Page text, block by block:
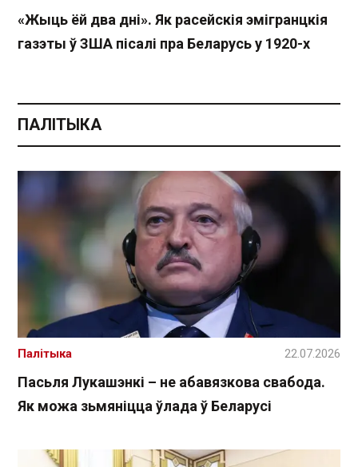
«Жыць ёй два дні». Як расейскія эмігранцкія
газэты ў ЗША пісалі пра Беларусь у 1920-х
ПАЛІТЫКА
Пасьля Лукашэнкі – не абавязкова свабода.
Як можа зьмяніцца ўлада ў Беларусі
Палітыка 22.07.2026